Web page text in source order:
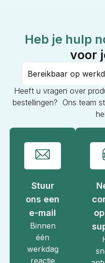
Heb je hulp
voor
Bereikbaar op
Heeft u vragen over
bestellingen? Ons team
Stuur
ons een
e-mail
Binnen
één
werkdag
reactie